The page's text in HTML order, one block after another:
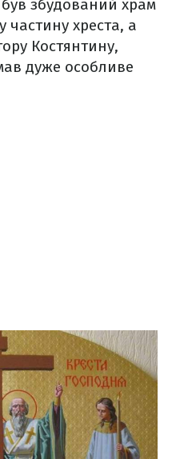
був збудований храм
частину хреста, а
Костянтину,
дуже особливе